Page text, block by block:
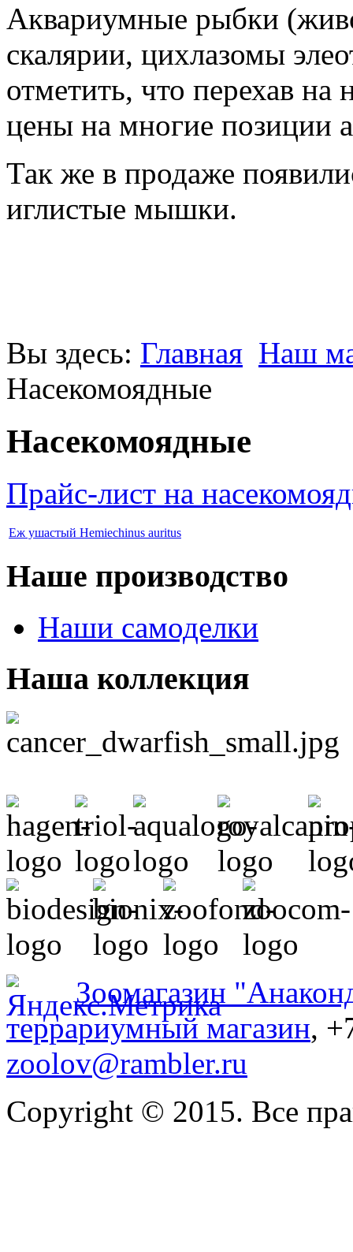
Аквариумные рыбки
скалярии, цихлазомы
отметить, что перехав
цены на многие позиции
Так же в продаже
иглистые мышки.
Вы здесь: Главная Наш
Насекомоядные
Насекомоядные
Прайс-лист на
Еж ушастый Hemiechinus auritus
Наше производство
Наши самоделки
Наша коллекция
Зоомагазин
террариумный магазин,
zoolov@rambler.ru
Copyright © 2015. Все